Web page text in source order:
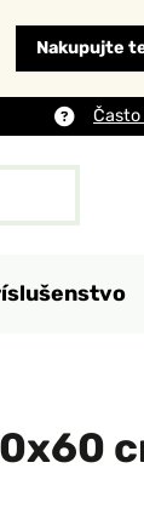
Nakupujte